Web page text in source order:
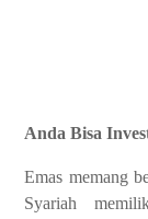
Anda Bisa
Emas memang
Syariah